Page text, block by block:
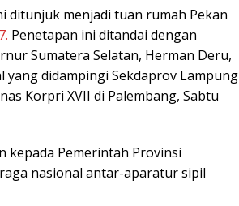
ditunjuk menjadi tuan rumah Pekan
Penetapan ini ditandai dengan
Sumatera Selatan, Herman Deru,
didampingi Sekdaprov Lampung
Korpri XVII di Palembang, Sabtu
kepada Pemerintah Provinsi
nasional antar-aparatur sipil